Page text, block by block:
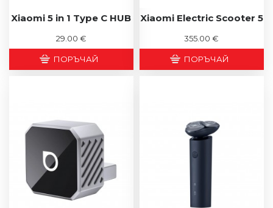
Xiaomi 5 in 1 Type C HUB
29.00 €
ПОРЪЧАЙ
Xiaomi Electric Scooter 5
355.00 €
ПОРЪЧАЙ